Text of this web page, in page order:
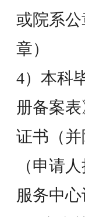
或院系
章）
4）本科
册备案
证书（
（申请
服务中心